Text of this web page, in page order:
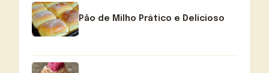
Pão de Milho Prático e Delicioso